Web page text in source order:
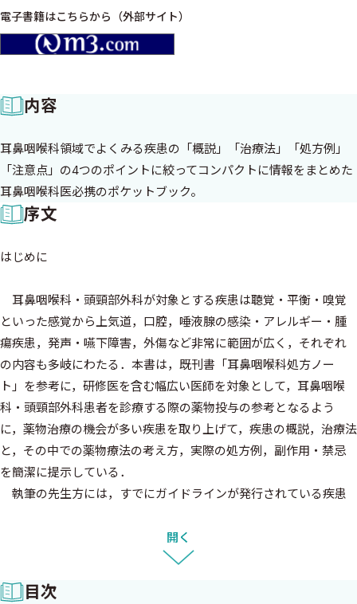
電子書籍はこちらから（外部サイト）
内容
耳鼻咽喉科領域でよくみる疾患の「概説」「治療法」「処方例」
「注意点」の4つのポイントに絞ってコンパクトに情報をまとめた
耳鼻咽喉科医必携のポケットブック。
序文
はじめに
耳鼻咽喉科・頭頸部外科が対象とする疾患は聴覚・平衡・嗅覚
といった感覚から上気道，口腔，唾液腺の感染・アレルギー・腫
瘍疾患，発声・嚥下障害，外傷など非常に範囲が広く，それぞれ
の内容も多岐にわたる．本書は，既刊書「耳鼻咽喉科処方ノー
ト」を参考に，研修医を含む幅広い医師を対象として，耳鼻咽喉
科・頭頸部外科患者を診療する際の薬物投与の参考となるよう
に，薬物治療の機会が多い疾患を取り上げて，疾患の概説，治療法
と，その中での薬物療法の考え方，実際の処方例，副作用・禁忌
を簡潔に提示している．
執筆の先生方には，すでにガイドラインが発行されている疾患
ラインの解説も加えて戴いた．ガイドラインの作成に至っていない
疾患でも可能な範囲でエビデンスに近付けた記載を心がけて戴い
た．また，一方で各疾患の診断，治療にあたっての留意すべきポイ
開く
目次